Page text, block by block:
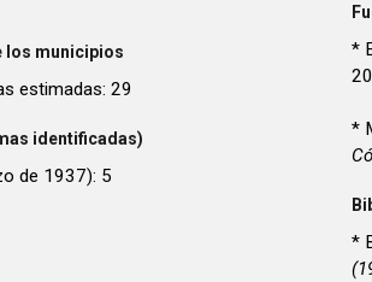
los municipios
estimadas: 29
identificadas)
de 1937): 5
*
*
*